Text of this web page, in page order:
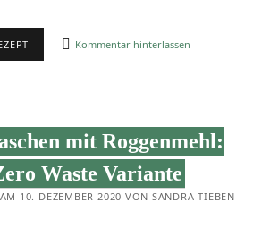
HURRA,
Kommentar hinterlassen
mit Roggenmehl:
Waste Variante
10. DEZEMBER 2020 VON SANDRA TIEBEN